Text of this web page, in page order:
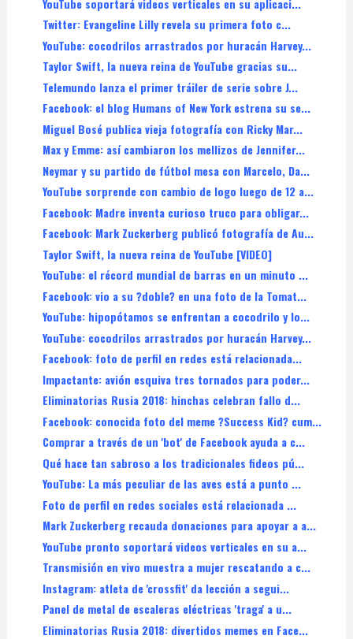
Twitter: Evangeline Lilly revela su primera foto c...
YouTube: cocodrilos arrastrados por huracán Harvey...
Taylor Swift, la nueva reina de YouTube gracias su...
Telemundo lanza el primer tráiler de serie sobre J...
Facebook: el blog Humans of New York estrena su se...
Miguel Bosé publica vieja fotografía con Ricky Mar...
Max y Emme: así cambiaron los mellizos de Jennifer...
Neymar y su partido de fútbol mesa con Marcelo, Da...
YouTube sorprende con cambio de logo luego de 12 a...
Facebook: Madre inventa curioso truco para obligar...
Facebook: Mark Zuckerberg publicó fotografía de Au...
Taylor Swift, la nueva reina de YouTube [VIDEO]
YouTube: el récord mundial de barras en un minuto ...
Facebook: vio a su ?doble? en una foto de la Tomat...
YouTube: hipopótamos se enfrentan a cocodrilo y lo...
YouTube: cocodrilos arrastrados por huracán Harvey...
Facebook: foto de perfil en redes está relacionada...
Impactante: avión esquiva tres tornados para poder...
Eliminatorias Rusia 2018: hinchas celebran fallo d...
Facebook: conocida foto del meme ?Success Kid? cum...
Comprar a través de un 'bot' de Facebook ayuda a c...
Qué hace tan sabroso a los tradicionales fideos pú...
YouTube: La más peculiar de las aves está a punto ...
Foto de perfil en redes sociales está relacionada ...
Mark Zuckerberg recauda donaciones para apoyar a a...
YouTube pronto soportará videos verticales en su a...
Transmisión en vivo muestra a mujer rescatando a c...
Instagram: atleta de 'crossfit' da lección a segui...
Panel de metal de escaleras eléctricas 'traga' a u...
Eliminatorias Rusia 2018: divertidos memes en Face...